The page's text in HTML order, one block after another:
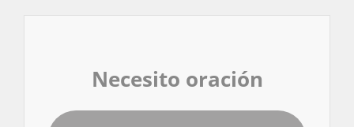
Necesito oración